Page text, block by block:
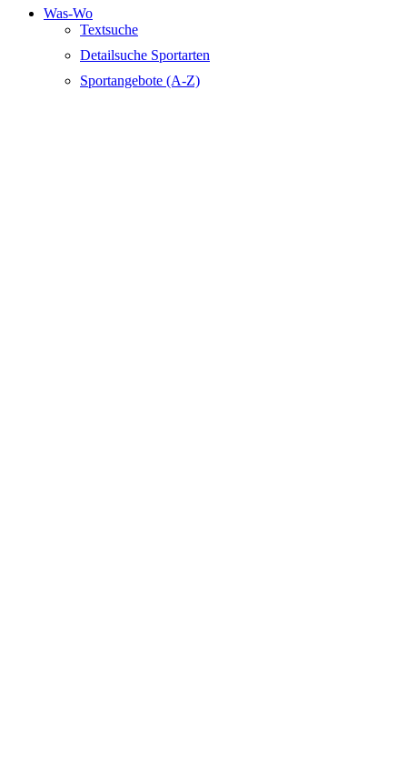
Was-Wo
Textsuche
Detailsuche Sportarten
Sportangebote (A-Z)